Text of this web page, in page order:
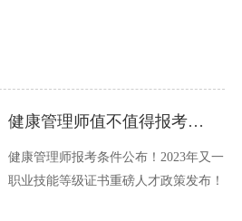
健康管理师值不值得报考？2023年又一职业技能等级证书重磅人才政策发布！
健康管理师报考条件公布！2023年又一
职业技能等级证书重磅人才政策发布！